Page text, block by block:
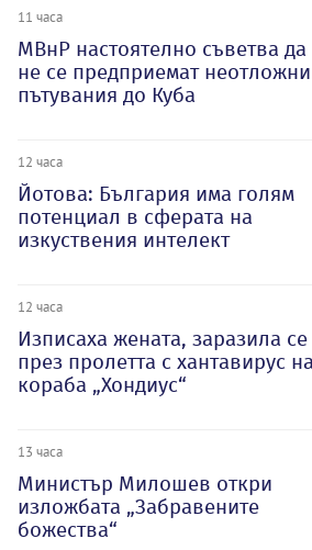
11 часа
МВнР настоятелно съветва да
не се предприемат неотложни
пътувания до Куба
12 часа
Йотова: България има голям
потенциал в сферата на
изкуствения интелект
12 часа
Изписаха жената, заразила се
през пролетта с хантавирус на
кораба „Хондиус“
13 часа
Министър Милошев откри
изложбата „Забравените
божества“